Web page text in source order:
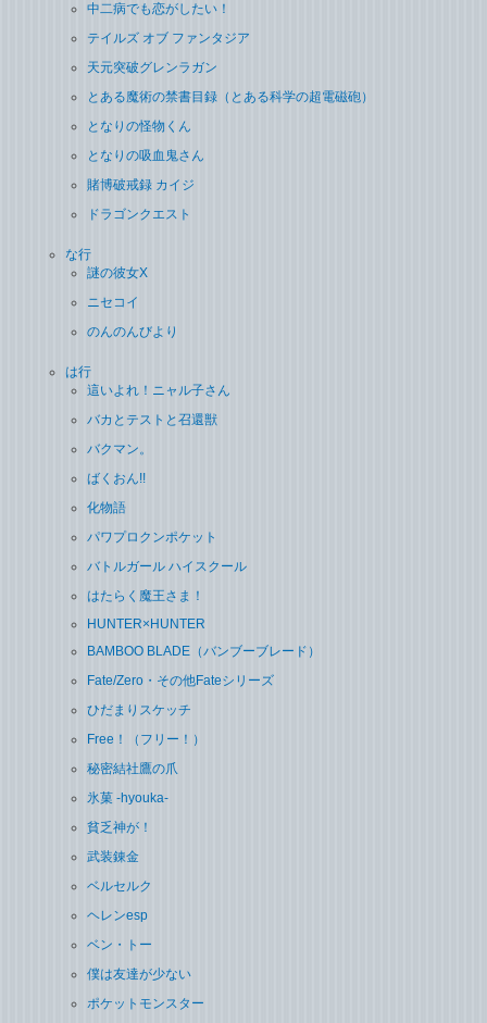
中二病でも恋がしたい！
テイルズ オブ ファンタジア
天元突破グレンラガン
とある魔術の禁書目録（とある科学の超電磁砲）
となりの怪物くん
となりの吸血鬼さん
賭博破戒録 カイジ
ドラゴンクエスト
な行
謎の彼女X
ニセコイ
のんのんびより
は行
這いよれ！ニャル子さん
バカとテストと召還獣
バクマン。
ばくおん!!
化物語
パワプロクンポケット
バトルガール ハイスクール
はたらく魔王さま！
HUNTER×HUNTER
BAMBOO BLADE（バンブーブレード）
Fate/Zero・その他Fateシリーズ
ひだまりスケッチ
Free！（フリー！）
秘密結社鷹の爪
氷菓 -hyouka-
貧乏神が！
武装錬金
ベルセルク
ヘレンesp
ベン・トー
僕は友達が少ない
ポケットモンスター